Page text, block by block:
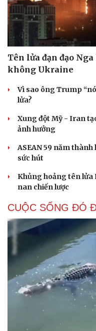
Tư vấn
Săn Tour
check-in
Tên lửa đạn đạo
không Ukraine
Vì sao ông Trump
lửa?
Xung đột Mỹ - Iran
ảnh hưởng
ASEAN 59 năm
sức hút
Khủng hoảng tên lửa
nan chiến lược
CUỘC SỐNG ĐÓ